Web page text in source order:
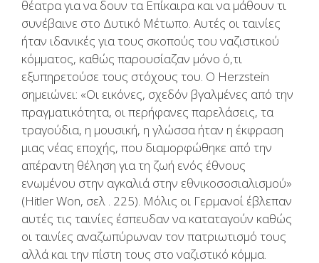
θέατρα για να δουν τα Επίκαιρα και να μάθουν τι
συνέβαινε στο Δυτικό Μέτωπο. Αυτές οι ταινίες
ήταν ιδανικές για τους σκοπούς του ναζιστικού
κόμματος, καθώς παρουσίαζαν μόνο ό,τι
εξυπηρετούσε τους στόχους του. Ο Herzstein
σημειώνει: «Οι εικόνες, σχεδόν βγαλμένες από την
πραγματικότητα, οι περήφανες παρελάσεις, τα
τραγούδια, η μουσική, η γλώσσα ήταν η έκφραση
μιας νέας εποχής, που διαμορφώθηκε από την
απέραντη θέληση για τη ζωή ενός έθνους
ενωμένου στην αγκαλιά στην εθνικοσοσιαλισμού»
(Hitler Won, σελ . 225). Μόλις οι Γερμανοί έβλεπαν
αυτές τις ταινίες έσπευδαν να καταταγούν καθώς
οι ταινίες αναζωπύρωναν τον πατριωτισμό τους
αλλά και την πίστη τους στο ναζιστικό κόμμα.